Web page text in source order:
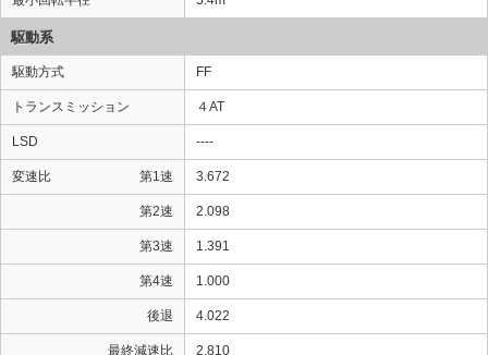
駆動系
駆動方式 FF
トランスミッション ４AT
LSD ----
変速比 第1速 3.672
第2速 2.098
第3速 1.391
第4速 1.000
後退 4.022
最終減速比 2.810